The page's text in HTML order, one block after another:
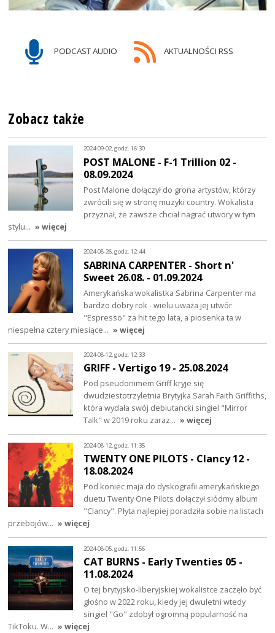
PODCAST AUDIO AKTUALNOŚCI RSS
Zobacz także
2024-09-02, godz. 16:30
POST MALONE - F-1 Trillion 02 -
08.09.2024
Post Malone dołączył do grona artystów, którzy
zwrócili się w stronę muzyki country. Wokalista
przyznał, że zawsze chciał nagrać utwory w tym
stylu… » więcej
2024-08-26, godz. 12:44
SABRINA CARPENTER - Short n'
Sweet 26.08. - 01.09.2024
Amerykańska wokalistka Sabrina Carpenter ma
bardzo dobry rok - wielu uważa jej utwór
"Espresso" za hit tego lata, a piosenka ta w
niespełna cztery miesiące… » więcej
2024-08-12, godz. 12:33
GRIFF - Vertigo 19 - 25.08.2024
Pod pseudonimem Griff kryje się
dwudziestotrzyletnia Brytyjka Sarah Faith Griffiths,
która wydała swój debiutancki singiel "Mirror
Talk" w 2019 roku zaraz… » więcej
2024-08-12, godz. 11:35
TWENTY ONE PILOTS - Clancy 12 -
18.08.2024
Pod koniec maja do dyskografii amerykańskiego
duetu Twenty One Pilots dołączył siódmy album
"Clancy". Płyta najlepiej poradziła sobie na listach
przebojów… » więcej
2024-08-05, godz. 11:56
CAT BURNS - Early Twenties 05 -
11.08.2024
O tej brytyjsko-liberyjskiej wokalistce zaczęło być
głośno w 2022 roku, kiedy jej dwuletni wtedy
singiel "Go" zdobył ogromną popularność na
TikToku. W… » więcej